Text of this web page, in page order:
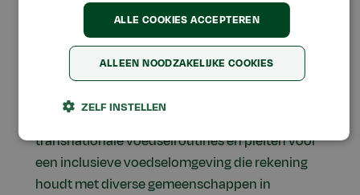
assortiment en betaalbaarheid. Kookgewoonten
variëren sterk, met zowel liefde voor traditionele
gerechten als pragmatische voedselkeuzes. Het
eten uit het land van herkomst blijft een bron
van warme herinneringen. Onze resultaten
transnationale voedselroutines en pleiten voor
een inclusieve voedselomgeving die rekening
houdt met diverse gemeenschappen in
ALLE COOKIES ACCEPTEREN
ALLEEN NOODZAKELIJKE COOKIES
ZELF INSTELLEN